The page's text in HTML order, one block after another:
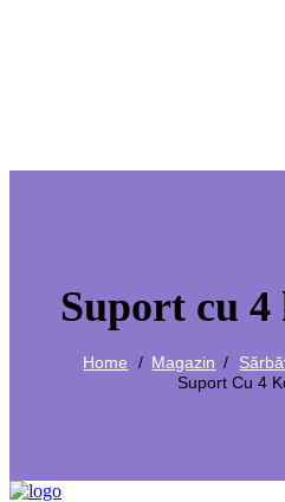
Suport cu 4
Home Magazin
Suport Cu 4